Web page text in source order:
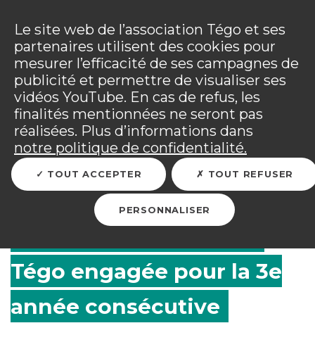
adhérents sinistrés et les personnels mobilisés.
Tous les détails dansvotre espace adhérent.
Vous êtes sur le site Tégo
RETOUR
Courses solidaires aux
Tégo engagée pour la 3e
année consécutive
Le site web de l’association Tégo et ses
partenaires utilisent des cookies pour
mesurer l’efficacité de ses campagnes de
publicité et permettre de visualiser ses
vidéos YouTube. En cas de refus, les
finalités mentionnées ne seront pas
réalisées. Plus d’informations dans
notre politique de confidentialité.
TOUT ACCEPTER TOUT REFUSER
PERSONNALISER